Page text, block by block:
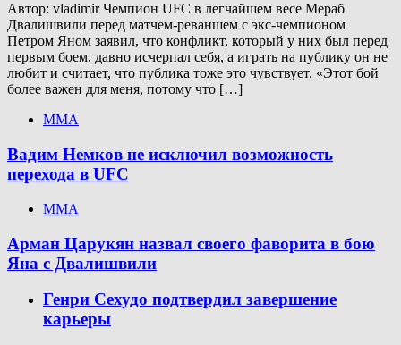
Автор: vladimir Чемпион UFC в легчайшем весе Мераб
Двалишвили перед матчем-реваншем с экс-чемпионом
Петром Яном заявил, что конфликт, который у них был перед
первым боем, давно исчерпал себя, а играть на публику он не
любит и считает, что публика тоже это чувствует. «Этот бой
более важен для меня, потому что […]
ММА
Вадим Немков не исключил возможность
перехода в UFC
ММА
Арман Царукян назвал своего фаворита в бою
Яна с Двалишвили
Генри Сехудо подтвердил завершение
карьеры